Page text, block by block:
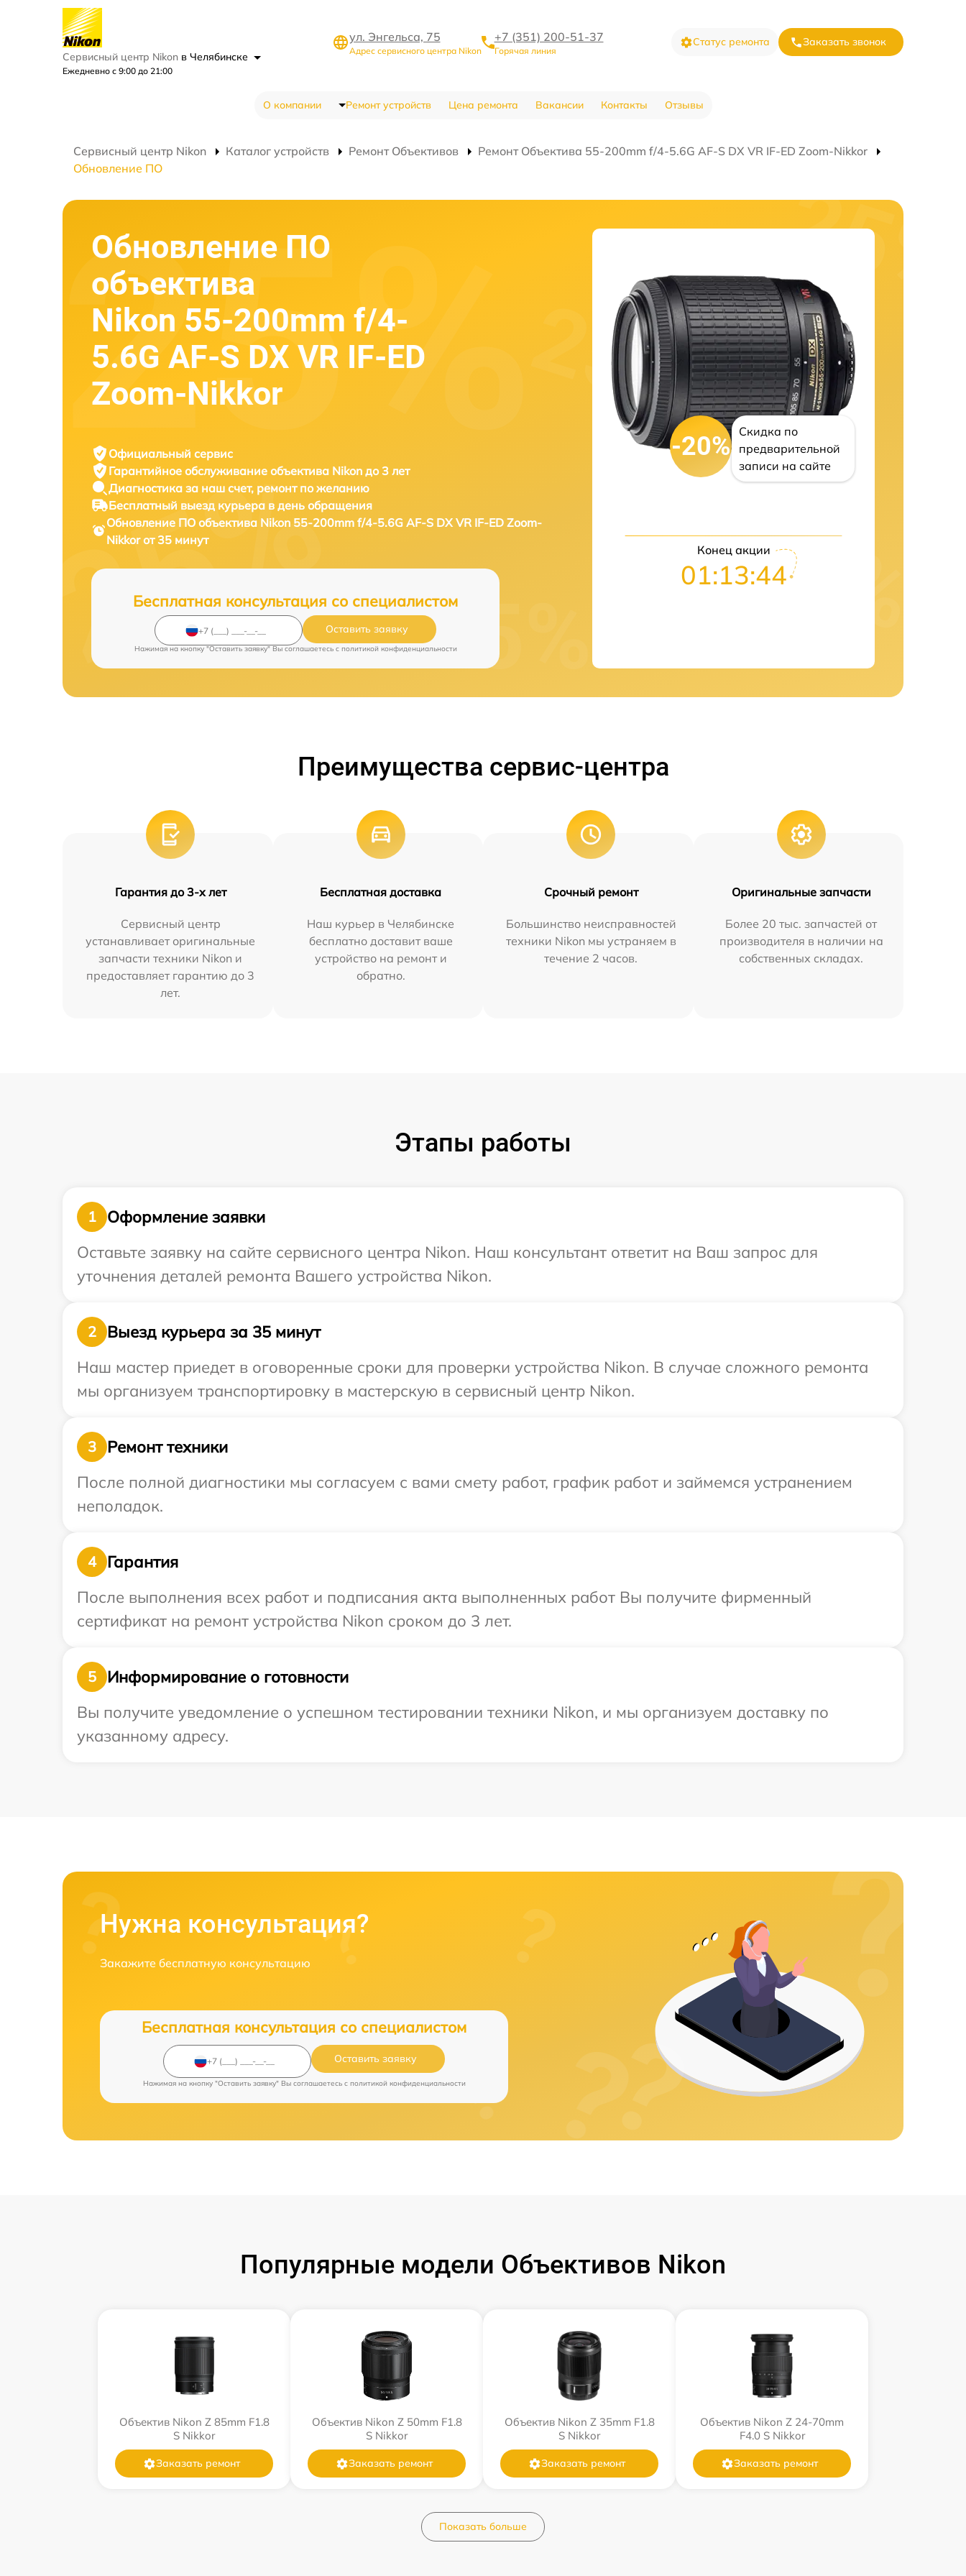
Сервисный центр Nikon в Челябинске
Ежедневно с 9:00 до 21:00
ул. Энгельса, 75
Адрес сервисного центра Nikon
+7 (351) 200-51-37
Горячая линия
Статус ремонта Заказать звонок
О компании Ремонт устройств Цена ремонта Вакансии Контакты Отзывы
Сервисный центр Nikon Каталог устройств Ремонт Объективов
Ремонт Объектива 55-200mm f/4-5.6G AF-S DX VR IF-ED Zoom-Nikkor
Обновление ПО
Обновление ПО
объектива
Nikon 55-200mm f/4-
5.6G AF-S DX VR IF-ED
Zoom-Nikkor
Официальный сервис
Гарантийное обслуживание объектива Nikon до 3 лет
Диагностика за наш счет, ремонт по желанию
Бесплатный выезд курьера в день обращения
Обновление ПО объектива Nikon 55-200mm f/4-5.6G AF-S DX VR IF-ED Zoom-
Nikkor от 35 минут
Бесплатная консультация со специалистом
Оставить заявку
Нажимая на кнопку "Оставить заявку" Вы соглашаетесь c политикой конфиденциальности
-20%
Скидка по
предварительной
записи на сайте
Конец акции
01:13:41
Преимущества сервис-центра
Гарантия до 3-х лет
Сервисный центр
устанавливает оригинальные
запчасти техники Nikon и
предоставляет гарантию до 3
лет.
Бесплатная доставка
Наш курьер в Челябинске
бесплатно доставит ваше
устройство на ремонт и
обратно.
Срочный ремонт
Большинство неисправностей
техники Nikon мы устраняем в
течение 2 часов.
Оригинальные запчасти
Более 20 тыс. запчастей от
производителя в наличии на
собственных складах.
Этапы работы
1
Оформление заявки
Оставьте заявку на сайте сервисного центра Nikon. Наш консультант ответит на Ваш запрос для
уточнения деталей ремонта Вашего устройства Nikon.
2
Выезд курьера за 35 минут
Наш мастер приедет в оговоренные сроки для проверки устройства Nikon. В случае сложного ремонта
мы организуем транспортировку в мастерскую в сервисный центр Nikon.
3
Ремонт техники
После полной диагностики мы согласуем с вами смету работ, график работ и займемся устранением
неполадок.
4
Гарантия
После выполнения всех работ и подписания акта выполненных работ Вы получите фирменный
сертификат на ремонт устройства Nikon сроком до 3 лет.
5
Информирование о готовности
Вы получите уведомление о успешном тестировании техники Nikon, и мы организуем доставку по
указанному адресу.
Нужна консультация?
Закажите бесплатную консультацию
Бесплатная консультация со специалистом
Оставить заявку
Нажимая на кнопку "Оставить заявку" Вы соглашаетесь c политикой конфиденциальности
Популярные модели Объективов Nikon
Объектив Nikon Z 85mm F1.8
S Nikkor
Заказать ремонт
Объектив Nikon Z 50mm F1.8
S Nikkor
Заказать ремонт
Объектив Nikon Z 35mm F1.8
S Nikkor
Заказать ремонт
Объектив Nikon Z 24-70mm
F4.0 S Nikkor
Заказать ремонт
Показать больше